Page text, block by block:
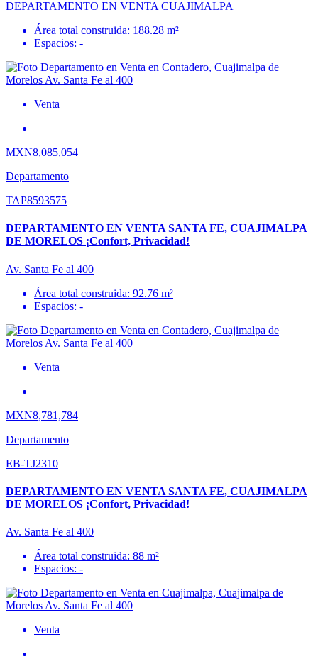
DEPARTAMENTO EN VENTA CUAJIMALPA
Área total construida: 188.28 m²
Espacios: -
Venta
MXN8,085,054
Departamento
TAP8593575
DEPARTAMENTO EN VENTA SANTA FE, CUAJIMALPA
DE MORELOS ¡Confort, Privacidad!
Av. Santa Fe al 400
Área total construida: 92.76 m²
Espacios: -
Venta
MXN8,781,784
Departamento
EB-TJ2310
DEPARTAMENTO EN VENTA SANTA FE, CUAJIMALPA
DE MORELOS ¡Confort, Privacidad!
Av. Santa Fe al 400
Área total construida: 88 m²
Espacios: -
Venta